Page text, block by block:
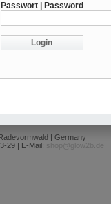
Passwort | Password
| Germany
29 | E-Mail:
shop@glow2b.de